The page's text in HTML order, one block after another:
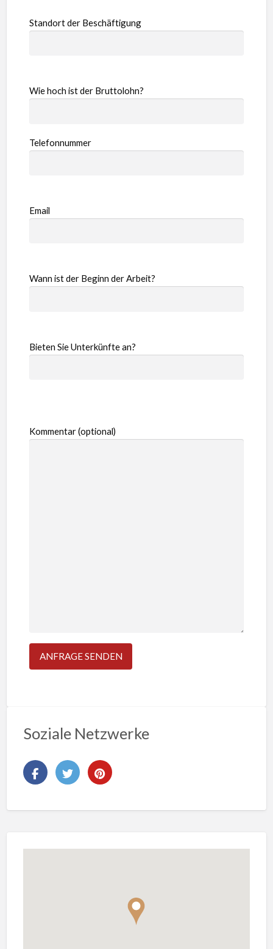
Standort der Beschäftigung
Wie hoch ist der Bruttolohn?
Telefonnummer
Email
Wann ist der Beginn der Arbeit?
Bieten Sie Unterkünfte an?
Kommentar (optional)
Soziale Netzwerke